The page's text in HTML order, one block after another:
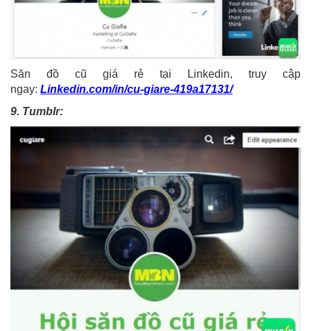
Săn đồ cũ giá rẻ tại Linkedin, truy cập
ngay: Linkedin.com/in/cu-giare-419a17131/
9. Tumblr: